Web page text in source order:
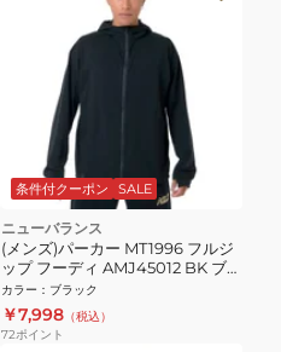
条件付クーポン SALE
ニューバランス
(メンズ)パーカー MT1996 フルジ
ップ フーディ AMJ45012 BK ブラ
ック 吸汗速乾 4wayストレッチ
UPF40+
カラー ： ブラック
￥7,998 （税込）
72ポイント